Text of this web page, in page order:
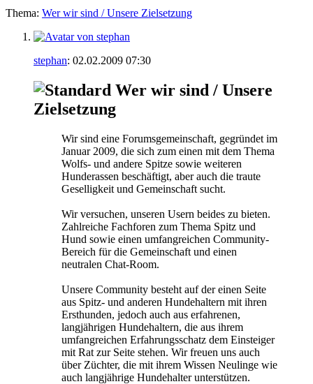
Thema: Wer wir sind / Unsere Zielsetzung
stephan: 02.02.2009 07:30
Wer wir sind / Unsere
Zielsetzung
Wir sind eine Forumsgemeinschaft, gegründet im
Januar 2009, die sich zum einen mit dem Thema
Wolfs- und andere Spitze sowie weiteren
Hunderassen beschäftigt, aber auch die traute
Geselligkeit und Gemeinschaft sucht.
Wir versuchen, unseren Usern beides zu bieten.
Zahlreiche Fachforen zum Thema Spitz und
Hund sowie einen umfangreichen Community-
Bereich für die Gemeinschaft und einen
neutralen Chat-Room.
Unsere Community besteht auf der einen Seite
aus Spitz- und anderen Hundehaltern mit ihren
Ersthunden, jedoch auch aus erfahrenen,
langjährigen Hundehaltern, die aus ihrem
umfangreichen Erfahrungsschatz dem Einsteiger
mit Rat zur Seite stehen. Wir freuen uns auch
über Züchter, die mit ihrem Wissen Neulinge wie
auch langjährige Hundehalter unterstützen.